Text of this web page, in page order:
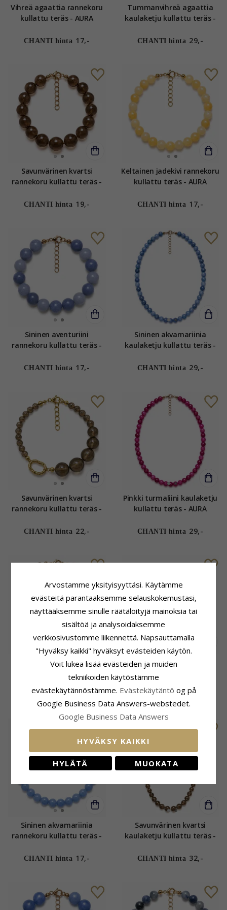
Vihreä agaattia rannekoru
kullattu teräs - AURA
CHANTI hinta 17,-
Tummanvihreä agaattia
kaulaketju kullattu teräs -
CHANTI hinta 29,-
Savunvärinen kvartsi
rannekoru kullattu teräs -
CHANTI hinta 19,-
Keltainen jadekivi rannekoru
kullattu teräs - AURA
CHANTI hinta 17,-
Sininen aventuriini
rannekoru kullattu teräs -
CHANTI hinta 17,-
Sininen akvamariinia
kaulaketju kullattu teräs -
CHANTI hinta 29,-
Savunvärinen kvartsi
rannekoru kullattu teräs -
CHANTI hinta 22,-
Pinkki turmaliini kaulaketju
kullattu teräs - AURA
CHANTI hinta 29,-
Savunvärinen kvartsi
CHANTI hinta 17,-
Vihreä agaattia rannekoru
kullattu teräs - AURA
CHANTI hinta 17,-
Sininen akvamariinia
rannekoru kullattu teräs -
CHANTI hinta 17,-
Savunvärinen kvartsi
kaulaketju kullattu teräs -
CHANTI hinta 32,-
Arvostamme yksityisyyttäsi. Käytämme
evästeitä parantaaksemme selauskokemustasi,
näyttääksemme sinulle räätälöityjä mainoksia tai
sisältöä ja analysoidaksemme
verkkosivustomme liikennettä. Napsauttamalla
"Hyväksy kaikki" hyväksyt evästeiden käytön.
Voit lukea lisää evästeiden ja muiden
tekniikoiden käytöstämme
evästekäytännöstämme. Evästekäytäntö og på
Google Business Data Answers-webstedet.
Google Business Data Answers
HYVÄKSY KAIKKI
HYLÄTÄ MUOKATA